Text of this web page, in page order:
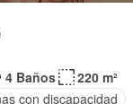
4 Baños
220 m²
con discapacidad